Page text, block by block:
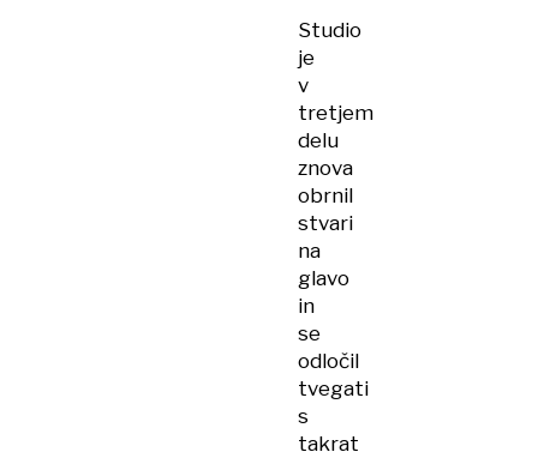
Studio
je
v
tretjem
delu
znova
obrnil
stvari
na
glavo
in
se
odločil
tvegati
s
takrat